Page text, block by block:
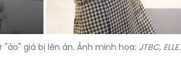
giá bị lên án. Ảnh minh họa: JTBC, ELLE.